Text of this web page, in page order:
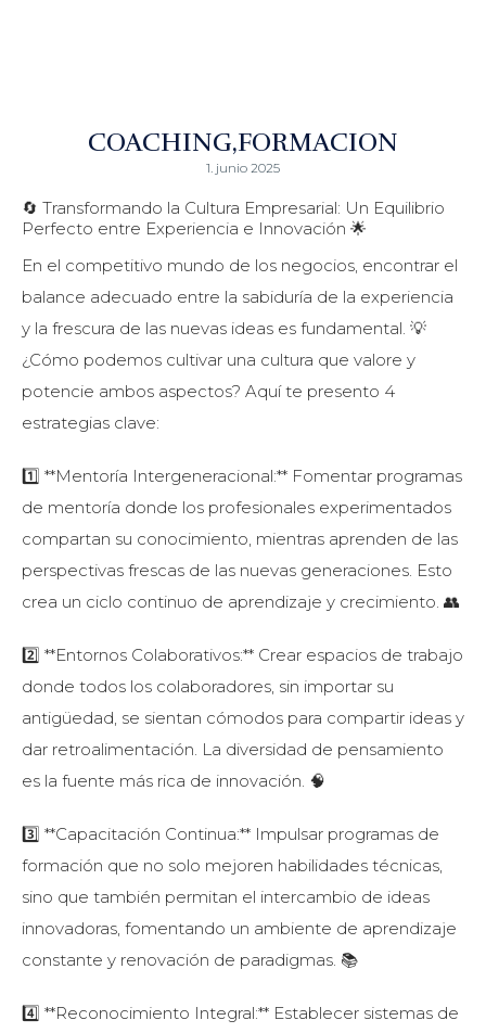
COACHING FORMACION
1. junio 2025
🔄 Transformando la Cultura Empresarial: Un Equilibrio
Perfecto entre Experiencia e Innovación 🌟
En el competitivo mundo de los negocios, encontrar el
balance adecuado entre la sabiduría de la experiencia
y la frescura de las nuevas ideas es fundamental. 💡
¿Cómo podemos cultivar una cultura que valore y
potencie ambos aspectos? Aquí te presento 4
estrategias clave:
1️⃣ **Mentoría Intergeneracional:** Fomentar programas
de mentoría donde los profesionales experimentados
compartan su conocimiento, mientras aprenden de las
perspectivas frescas de las nuevas generaciones. Esto
crea un ciclo continuo de aprendizaje y crecimiento. 👥
2️⃣ **Entornos Colaborativos:** Crear espacios de trabajo
donde todos los colaboradores, sin importar su
antigüedad, se sientan cómodos para compartir ideas y
dar retroalimentación. La diversidad de pensamiento
es la fuente más rica de innovación. 🧠
3️⃣ **Capacitación Continua:** Impulsar programas de
formación que no solo mejoren habilidades técnicas,
sino que también permitan el intercambio de ideas
innovadoras, fomentando un ambiente de aprendizaje
constante y renovación de paradigmas. 📚
4️⃣ **Reconocimiento Integral:** Establecer sistemas de